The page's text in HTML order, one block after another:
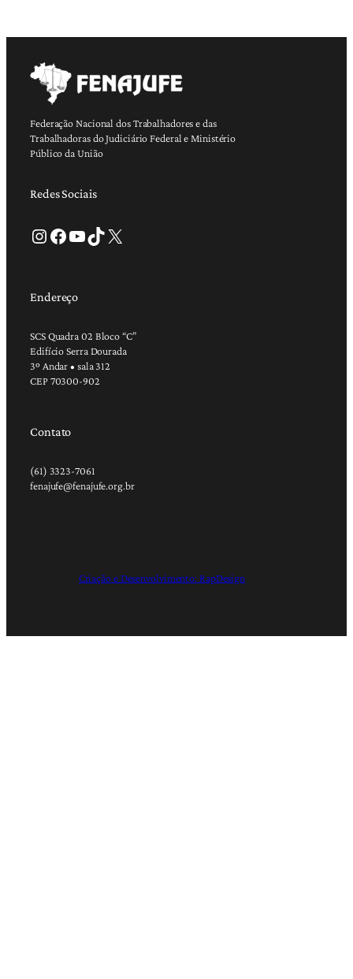
Federação Nacional dos Trabalhadores e das
Trabalhadoras do Judiciário Federal e Ministério
Público da União
Redes Sociais
Instagram Facebook Youtube TikTok X
Endereço
SCS Quadra 02 Bloco “C”
Edifício Serra Dourada
3º Andar • sala 312
CEP 70300-902
Contato
(61) 3323-7061
fenajufe@fenajufe.org.br
Criação e Desenvolvimento: RapDesign